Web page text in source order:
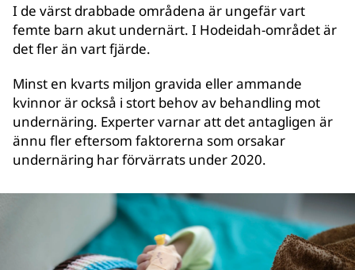
I de värst drabbade områdena är ungefär vart
femte barn akut undernärt. I Hodeidah-området är
det fler än vart fjärde.
Minst en kvarts miljon gravida eller ammande
kvinnor är också i stort behov av behandling mot
undernäring. Experter varnar att det antagligen är
ännu fler eftersom faktorerna som orsakar
undernäring har förvärrats under 2020.